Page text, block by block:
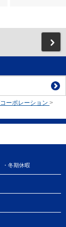
ーポレーション >
・冬期休暇